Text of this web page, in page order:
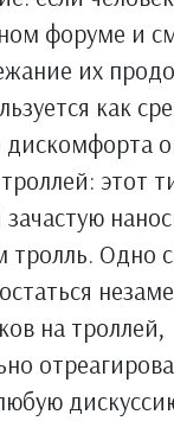
форуме и
их
как
этот
зачастую
тролль. Одно
на троллей,